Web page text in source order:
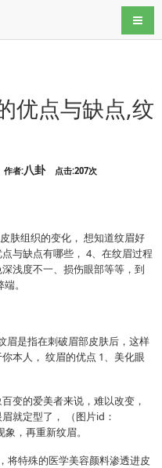
导航
优点与缺点,纹
作者:八卦 点击:207次
肤组织的变化， 想知道纹眉好
与缺点有哪些， 4、在纹眉过程
浅度不一、损伤眼部等等，到
。
眉是指在刺破眉部皮肤后，这样
本人， 纹眉的优点 1、美化眼
变的爱美者来说，难以改变，
就定型了， （图片id：
，再重新纹眉。
将特殊的医学美容颜料渗透进皮